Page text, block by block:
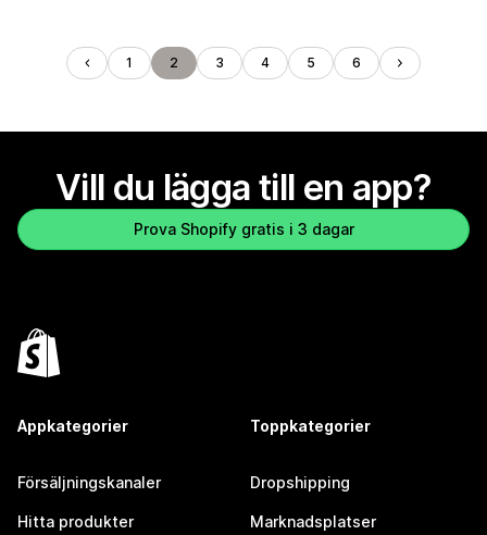
1 2 3 4 5 6
Vill du lägga till en app?
Prova Shopify gratis i 3 dagar
Appkategorier
Försäljningskanaler
Hitta produkter
Toppkategorier
Dropshipping
Marknadsplatser